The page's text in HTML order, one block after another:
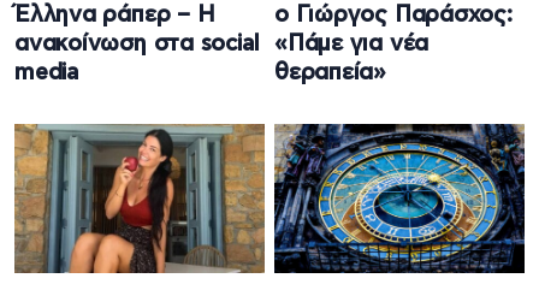
Έλληνα ράπερ – Η
ανακοίνωση στα social
media
ο Γιώργος Παράσχος:
«Πάμε για νέα
θεραπεία»